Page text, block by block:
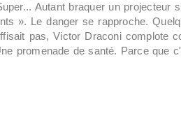
Autant braquer un projecteur
». Le danger se rapproche.
pas, Victor Draconi complote
promenade de santé. Parce que